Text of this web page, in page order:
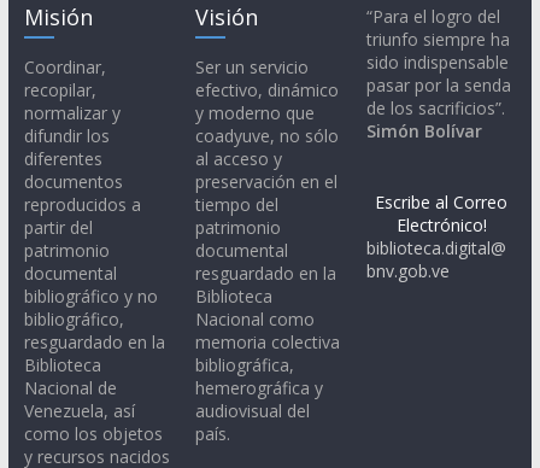
Misión
Coordinar,
recopilar,
normalizar y
difundir los
diferentes
documentos
reproducidos a
partir del
patrimonio
documental
bibliográfico y no
bibliográfico,
resguardado en la
Biblioteca
Nacional de
Venezuela, así
como los objetos
y recursos nacidos
Visión
Ser un servicio
efectivo, dinámico
y moderno que
coadyuve, no sólo
al acceso y
preservación en el
tiempo del
patrimonio
documental
resguardado en la
Biblioteca
Nacional como
memoria colectiva
bibliográfica,
hemerográfica y
audiovisual del
país.
“Para el logro del
triunfo siempre ha
sido indispensable
pasar por la senda
de los sacrificios”.
Simón Bolívar
Escribe al Correo
Electrónico!
biblioteca.digital@
bnv.gob.ve